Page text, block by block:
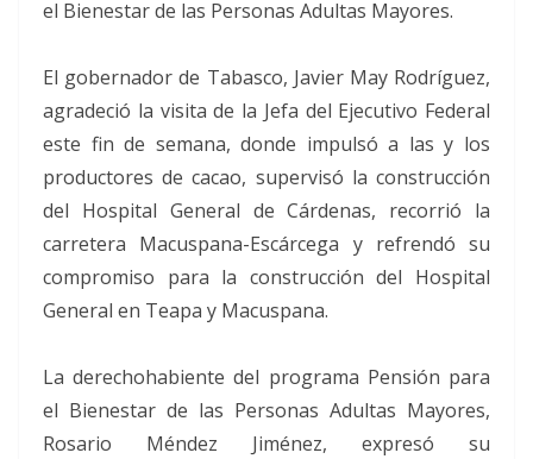
el Bienestar de las Personas Adultas Mayores.
El gobernador de Tabasco, Javier May Rodríguez,
agradeció la visita de la Jefa del Ejecutivo Federal
este fin de semana, donde impulsó a las y los
productores de cacao, supervisó la construcción
del Hospital General de Cárdenas, recorrió la
carretera Macuspana-Escárcega y refrendó su
compromiso para la construcción del Hospital
General en Teapa y Macuspana.
La derechohabiente del programa Pensión para
el Bienestar de las Personas Adultas Mayores,
Rosario Méndez Jiménez, expresó su